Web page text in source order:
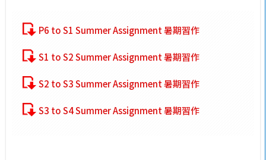
P6 to S1 Summer Assignment 暑期習作
S1 to S2 Summer Assignment 暑期習作
S2 to S3 Summer Assignment 暑期習作
S3 to S4 Summer Assignment 暑期習作